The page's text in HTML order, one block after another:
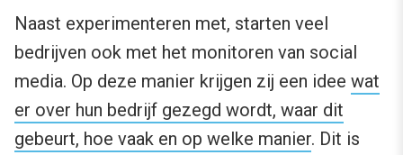
Naast experimenteren met, starten veel
bedrijven ook met het monitoren van social
media. Op deze manier krijgen zij een idee wat
er over hun bedrijf gezegd wordt, waar dit
gebeurt, hoe vaak en op welke manier. Dit is